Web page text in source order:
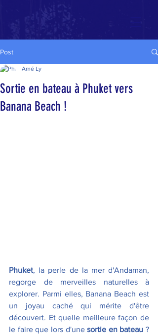
Post
Sortie en bateau à Phuket vers
Banana Beach !
Amé Ly
Phuket, la perle de la mer d'Andaman,
regorge de merveilles naturelles à
explorer. Parmi elles, Banana Beach est
un joyau caché qui mérite d'être
découvert. Et quelle meilleure façon de
le faire que lors d'une sortie en bateau ?